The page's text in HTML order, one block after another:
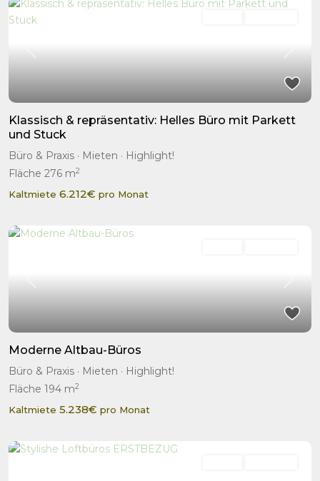
Previous Next
Klassisch & repräsentativ: Helles Büro mit Parkett
und Stuck
Büro & Praxis · Mieten · Highlight!
Fläche 276 m2
Kaltmiete 6.212€ pro Monat
Previous Next
Moderne Altbau-Büros
Büro & Praxis · Mieten · Highlight!
Fläche 194 m2
Kaltmiete 5.238€ pro Monat